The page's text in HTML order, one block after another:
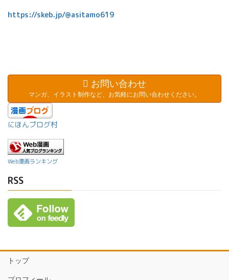
https://skeb.jp/@asitamo619
お問い合わせ
マンガ、イラスト制作など、お気軽にお問い合わせください。
にほんブログ村
Web漫画ランキング
RSS
トップ